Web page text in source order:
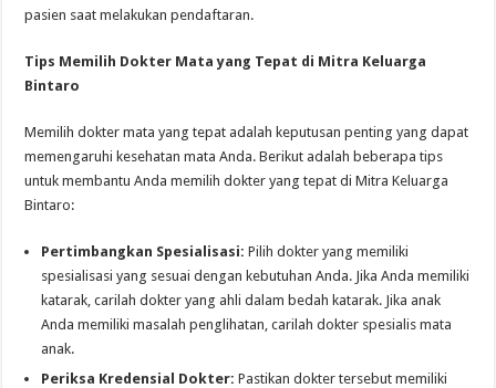
pasien saat melakukan pendaftaran.
Tips Memilih Dokter Mata yang Tepat di Mitra Keluarga
Bintaro
Memilih dokter mata yang tepat adalah keputusan penting yang dapat
memengaruhi kesehatan mata Anda. Berikut adalah beberapa tips
untuk membantu Anda memilih dokter yang tepat di Mitra Keluarga
Bintaro:
Pertimbangkan Spesialisasi: Pilih dokter yang memiliki
spesialisasi yang sesuai dengan kebutuhan Anda. Jika Anda memiliki
katarak, carilah dokter yang ahli dalam bedah katarak. Jika anak
Anda memiliki masalah penglihatan, carilah dokter spesialis mata
anak.
Periksa Kredensial Dokter: Pastikan dokter tersebut memiliki